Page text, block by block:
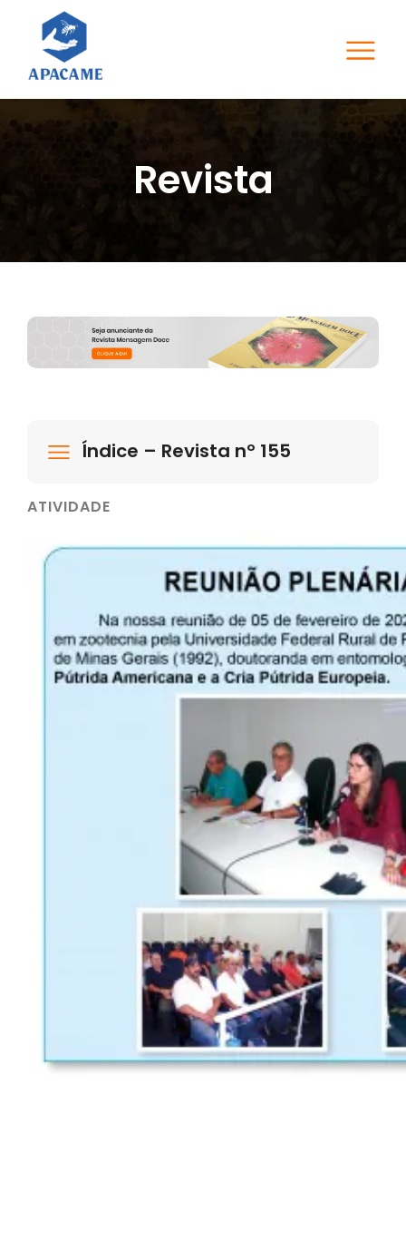
Revista
Índice – Revista nº 155
ATIVIDADE